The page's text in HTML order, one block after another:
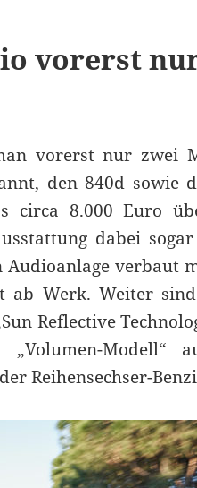
vorerst
vorerst nur zwei
den 840d sowie
circa 8.000 Euro
dabei
verbaut
ab Werk. Weiter
Reflective
Modell“
Reihensechser-